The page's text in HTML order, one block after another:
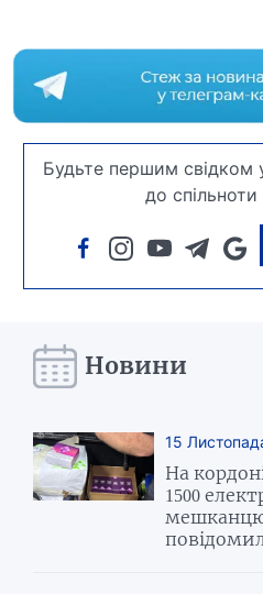
Будьте першим свідком
до
Новини
15
На
1500